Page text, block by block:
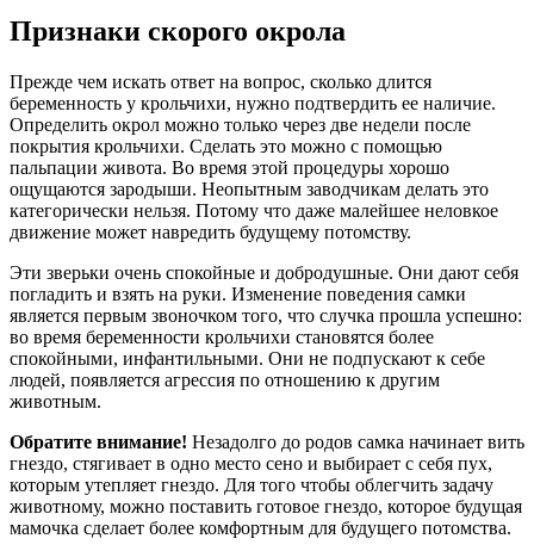
Признаки скорого окрола
Прежде чем искать ответ на вопрос, сколько длится
беременность у крольчихи, нужно подтвердить ее наличие.
Определить окрол можно только через две недели после
покрытия крольчихи. Сделать это можно с помощью
пальпации живота. Во время этой процедуры хорошо
ощущаются зародыши. Неопытным заводчикам делать это
категорически нельзя. Потому что даже малейшее неловкое
движение может навредить будущему потомству.
Эти зверьки очень спокойные и добродушные. Они дают себя
погладить и взять на руки. Изменение поведения самки
является первым звоночком того, что случка прошла успешно:
во время беременности крольчихи становятся более
спокойными, инфантильными. Они не подпускают к себе
людей, появляется агрессия по отношению к другим
животным.
Обратите внимание! Незадолго до родов самка начинает вить
гнездо, стягивает в одно место сено и выбирает с себя пух,
которым утепляет гнездо. Для того чтобы облегчить задачу
животному, можно поставить готовое гнездо, которое будущая
мамочка сделает более комфортным для будущего потомства.